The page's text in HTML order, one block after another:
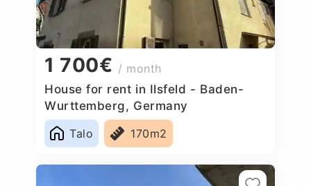
1 700€ / month
House for rent in Ilsfeld - Baden-
Wurttemberg, Germany
Talo
170m2